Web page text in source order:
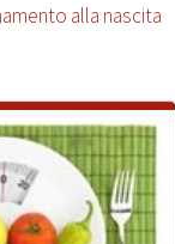
alla nascita